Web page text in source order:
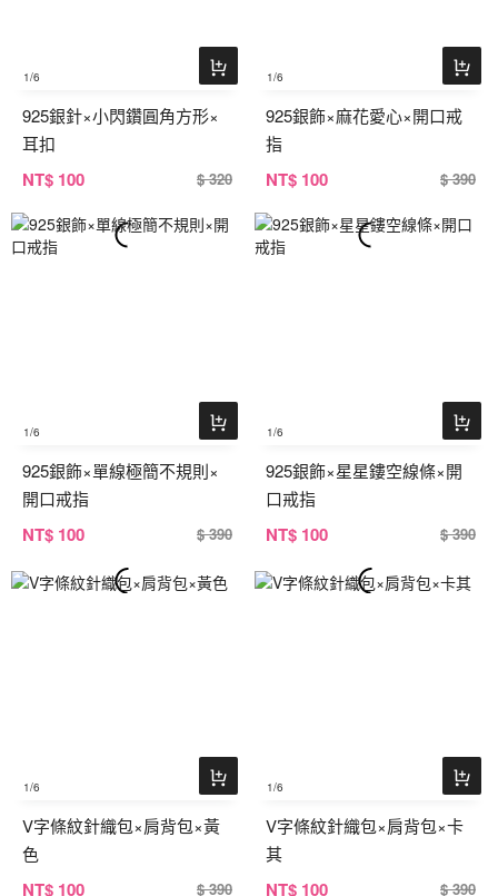
1/6
925銀針×小閃鑽圓角方形×
耳扣
NT$ 100 $ 320
1/6
925銀飾×麻花愛心×開口戒
指
NT$ 100 $ 390
1/6
925銀飾×單線極簡不規則×
開口戒指
NT$ 100 $ 390
1/6
925銀飾×星星鏤空線條×開
口戒指
NT$ 100 $ 390
1/6
V字條紋針織包×肩背包×黃
色
NT$ 100 $ 390
1/6
V字條紋針織包×肩背包×卡
其
NT$ 100 $ 390